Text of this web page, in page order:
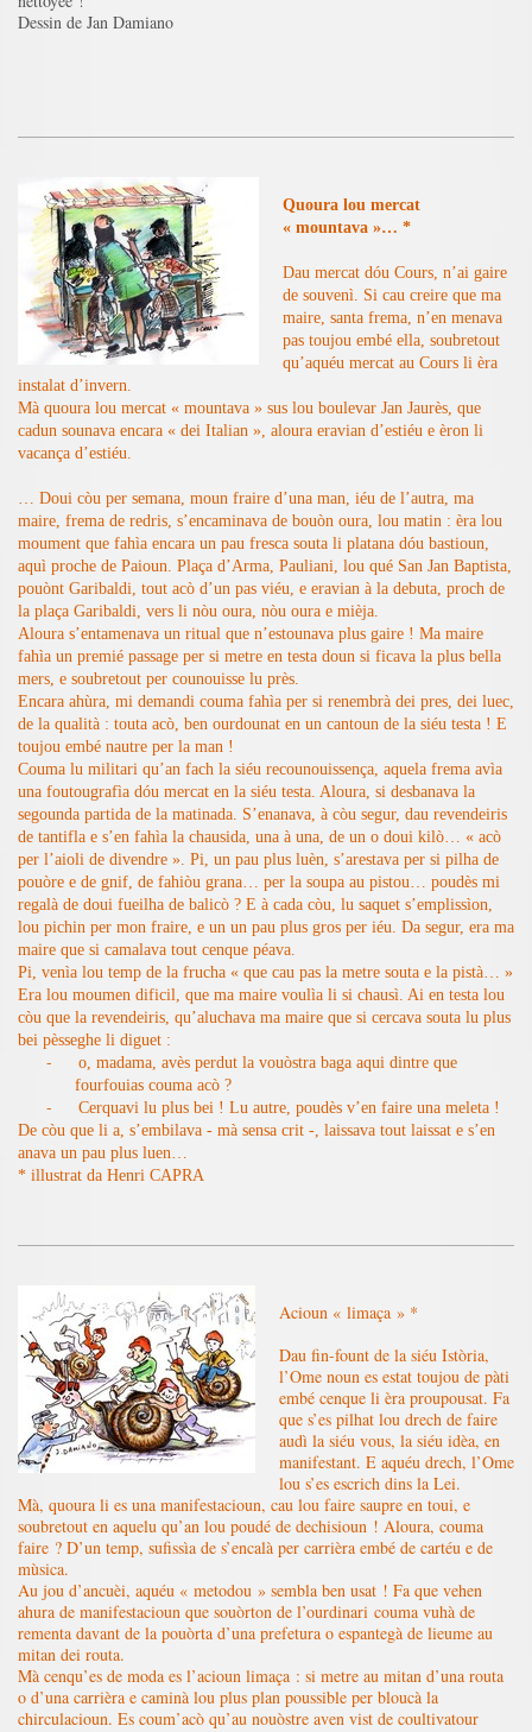
Dessin de Jan Damiano
Quoura lou mercat
« mountava »… *
Dau mercat dóu Cours, n’ai gaire
de souvenì. Si cau creire que ma
maire, santa frema, n’en menava
pas toujou embé ella, soubretout
qu’aquéu mercat au Cours li èra
instalat d’invern.
Mà quoura lou mercat « mountava » sus lou boulevar Jan Jaurès, que
cadun sounava encara « dei Italian », aloura eravian d’estiéu e èron li
vacança d’estiéu.
… Doui còu per semana, moun fraire d’una man, iéu de l’autra, ma
maire, frema de redris, s’encaminava de bouòn oura, lou matin : èra lou
moument que fahìa encara un pau fresca souta li platana dóu bastioun,
aquì proche de Paioun. Plaça d’Arma, Pauliani, lou qué San Jan Baptista,
pouònt Garibaldi, tout acò d’un pas viéu, e eravian à la debuta, proch de
la plaça Garibaldi, vers li nòu oura, nòu oura e mièja.
Aloura s’entamenava un ritual que n’estounava plus gaire ! Ma maire
fahìa un premié passage per si metre en testa doun si ficava la plus bella
mers, e soubretout per counouisse lu près.
Encara ahùra, mi demandi couma fahìa per si renembrà dei pres, dei luec,
de la qualità : touta acò, ben ourdounat en un cantoun de la siéu testa ! E
toujou embé nautre per la man !
Couma lu militari qu’an fach la siéu recounouissença, aquela frema avìa
una foutougrafìa dóu mercat en la siéu testa. Aloura, si desbanava la
segounda partida de la matinada. S’enanava, à còu segur, dau revendeiris
de tantifla e s’en fahìa la chausida, una à una, de un o doui kilò… « acò
per l’aioli de divendre ». Pi, un pau plus luèn, s’arestava per si pilha de
pouòre e de gnif, de fahiòu grana… per la soupa au pistou… poudès mi
regalà de doui fueilha de balicò ? E à cada còu, lu saquet s’emplissìon,
lou pichin per mon fraire, e un un pau plus gros per iéu. Da segur, era ma
maire que si camalava tout cenque péava.
Pi, venìa lou temp de la frucha « que cau pas la metre souta e la pistà… »
Era lou moumen dificil, que ma maire voulìa li si chausì. Ai en testa lou
còu que la revendeiris, qu’aluchava ma maire que si cercava souta lu plus
bei pèsseghe li diguet :
-
o, madama, avès perdut la vouòstra baga aqui dintre que
fourfouias couma acò ?
-
Cerquavi lu plus bei ! Lu autre, poudès v’en faire una meleta !
De còu que li a, s’embilava - mà sensa crit -, laissava tout laissat e s’en
anava un pau plus luen…
* illustrat da Henri CAPRA
Acioun « limaça » *
Dau fin-fount de la siéu Istòria,
l’Ome noun es estat toujou de pàti
embé cenque li èra proupousat. Fa
que s’es pilhat lou drech de faire
audì la siéu vous, la siéu idèa, en
manifestant. E aquéu drech, l’Ome
lou s’es escrich dins la Lei.
Mà, quoura li es una manifestacioun, cau lou faire saupre en toui, e
soubretout en aquelu qu’an lou poudé de dechisioun ! Aloura, couma
faire ? D’un temp, sufissìa de s’encalà per carrièra embé de cartéu e de
mùsica.
Au jou d’ancuèi, aquéu « metodou » sembla ben usat ! Fa que vehen
ahura de manifestacioun que souòrton de l’ourdinari couma vuhà de
rementa davant de la pouòrta d’una prefetura o espantegà de lieume au
mitan dei routa.
Mà cenqu’es de moda es l’acioun limaça : si metre au mitan d’una routa
o d’una carrièra e caminà lou plus plan poussible per bloucà la
chirculacioun. Es coum’acò qu’au nouòstre aven vist de coultivatour